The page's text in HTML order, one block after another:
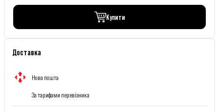
Купити
Доставка
Нова пошта
За тарифами перевізника